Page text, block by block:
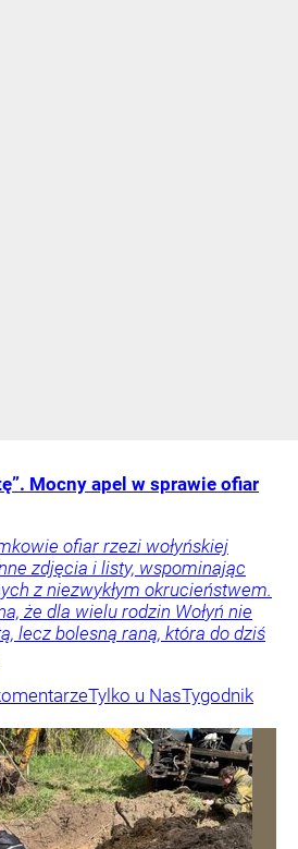
Mocny apel w sprawie ofiar
ofiar rzezi wołyńskiej
zdjęcia i listy, wspominając
z niezwykłym okrucieństwem.
że dla wielu rodzin Wołyń nie
lecz bolesną raną, która do dziś
Tylko u NasTygodnik